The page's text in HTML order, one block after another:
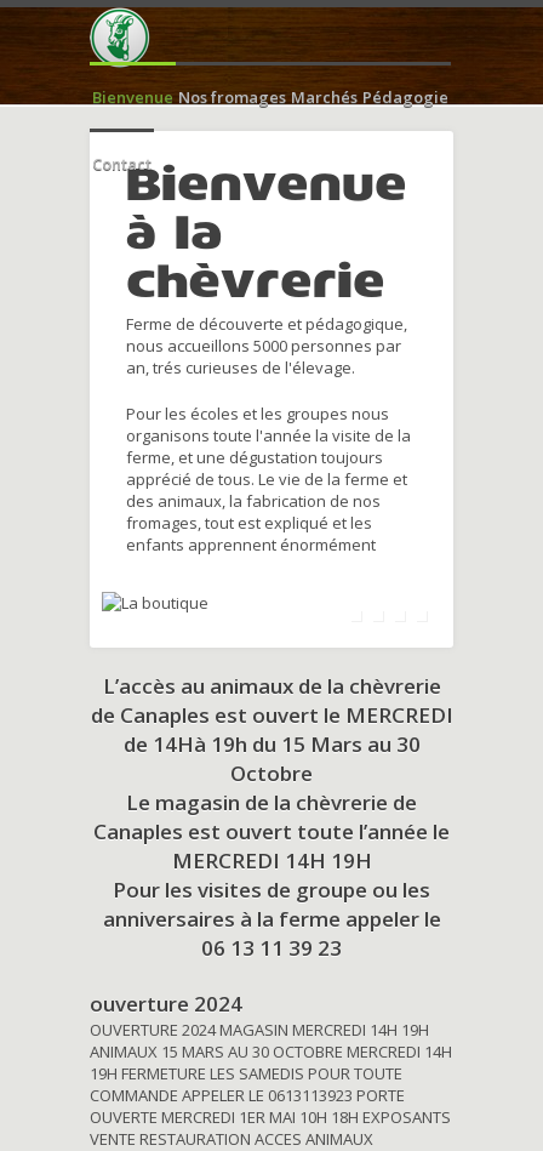
Bienvenue Nos fromages Marchés Pédagogie
ContactBienvenue
à la
chèvrerie
Ferme de découverte et pédagogique,
nous accueillons 5000 personnes par
an, trés curieuses de l'élevage.
Pour les écoles et les groupes nous
organisons toute l'année la visite de la
ferme, et une dégustation toujours
apprécié de tous. Le vie de la ferme et
des animaux, la fabrication de nos
fromages, tout est expliqué et les
enfants apprennent énormément
L’accès au animaux de la chèvrerie
de Canaples est ouvert le MERCREDI
de 14Hà 19h du 15 Mars au 30
Octobre
Le magasin de la chèvrerie de
Canaples est ouvert toute l’année le
MERCREDI 14H 19H
Pour les visites de groupe ou les
anniversaires à la ferme appeler le
06 13 11 39 23
ouverture 2024
OUVERTURE 2024 MAGASIN MERCREDI 14H 19H
ANIMAUX 15 MARS AU 30 OCTOBRE MERCREDI 14H
19H FERMETURE LES SAMEDIS POUR TOUTE
COMMANDE APPELER LE 0613113923 PORTE
OUVERTE MERCREDI 1ER MAI 10H 18H EXPOSANTS
VENTE RESTAURATION ACCES ANIMAUX